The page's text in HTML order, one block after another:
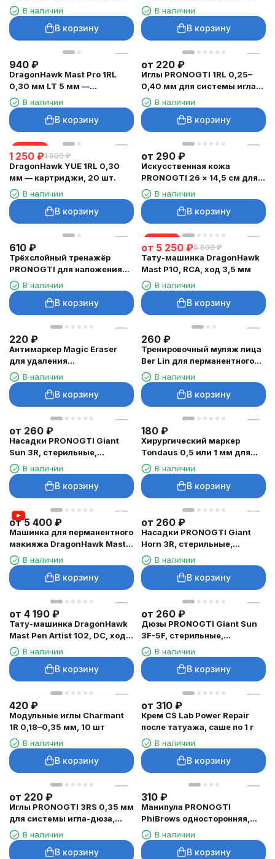
В наличии
В корзину
9/13/15 мм, 100 шт.
В наличии
В корзину
940 ₽
DragonHawk Mast Pro 1RL
0,30 мм LT 5 мм —
картриджи, 20 шт.
В наличии
В корзину
от 220 ₽
Иглы PRONOGTI 1RL 0,25–
0,40 мм для системы игла-
дюза, 20–500 шт
В наличии
В корзину
скидка
1 250 ₽1 500 ₽
DragonHawk YUE 1RL 0,30
мм — картриджи, 20 шт.
В наличии
В корзину
от 290 ₽
Искусственная кожа
PRONOGTI 26 × 14,5 см для
тату и татуажа
В наличии
В корзину
610 ₽
Трёхслойный тренажёр
PRONOGTI для наложения
швов, 150 × 110 × 8 мм
В наличии
В корзину
скидка
от 5 250 ₽6 600 ₽
Тату-машинка DragonHawk
Mast P10, RCA, ход 3,5 мм
В наличии
В корзину
220 ₽
Антимаркер Magic Eraser
для удаления
хирургического маркера
В наличии
В корзину
260 ₽
Тренировочный муляж лица
Ber Lin для перманентного
макияжа
В наличии
В корзину
от 260 ₽
Насадки PRONOGTI Giant
Sun 3R, стерильные,
20/50/100 шт
В наличии
В корзину
180 ₽
Хирургический маркер
Tondaus 0,5 или 1 мм для
разметки кожи
В наличии
В корзину
от5 400 ₽
Машинка для перманентного
макияжа DragonHawk Mast
Magi Pen, RCA, ход 2–3 мм
В наличии
В корзину
от 260 ₽
Насадки PRONOGTI Giant
Horn 3R, стерильные,
20/50/100 шт
В наличии
В корзину
от 4 190 ₽
Тату-машинка DragonHawk
Mast Pen Artist 102, DC, ход
3,5 ммВ наличии
В корзину
от 260 ₽
Дюзы PRONOGTI Giant Sun
3F-5F, стерильные,
20/50/100 шт
В наличии
В корзину
420 ₽
Модульные иглы Charmant
1R 0,18–0,35 мм, 10 шт
В наличии
В корзину
от 310 ₽
Крем CS Lab Power Repair
после татуажа, саше по 1 г
В наличии
В корзину
от 220 ₽
Иглы PRONOGTI 3RS 0,35 мм
для системы игла-дюза,
20/50 шт
В наличии
В корзину
310 ₽
Манипула PRONOGTI
PhiBrows односторонняя,
чернаяВ наличии
В корзину